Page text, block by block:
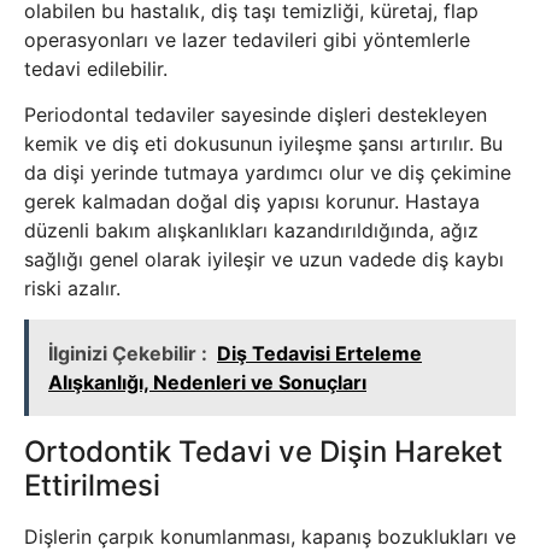
olabilen bu hastalık, diş taşı temizliği, küretaj, flap
operasyonları ve lazer tedavileri gibi yöntemlerle
tedavi edilebilir.
Periodontal tedaviler sayesinde dişleri destekleyen
kemik ve diş eti dokusunun iyileşme şansı artırılır. Bu
da dişi yerinde tutmaya yardımcı olur ve diş çekimine
gerek kalmadan doğal diş yapısı korunur. Hastaya
düzenli bakım alışkanlıkları kazandırıldığında, ağız
sağlığı genel olarak iyileşir ve uzun vadede diş kaybı
riski azalır.
İlginizi Çekebilir : Diş Tedavisi Erteleme
Alışkanlığı, Nedenleri ve Sonuçları
Ortodontik Tedavi ve Dişin Hareket
Ettirilmesi
Dişlerin çarpık konumlanması, kapanış bozuklukları ve